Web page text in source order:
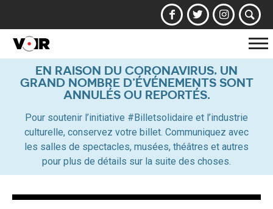
la
EN RAISON DU CORONAVIRUS, UN
GRAND NOMBRE D’ÉVÉNEMENTS SONT
ANNULÉS OU REPORTÉS.
Pour soutenir l’initiative #Billetsolidaire et l’industrie
culturelle, conservez votre billet. Communiquez avec
les salles de spectacles, musées, théâtres et autres
pour plus de détails sur la suite des choses.